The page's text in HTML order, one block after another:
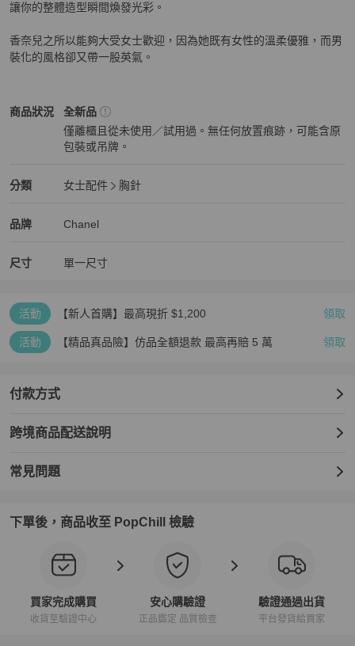
讓你的整體造型瞬間煥發光彩。
香奈兒之所以能夠大受女士歡迎，因為她既有女性的溫柔優雅，而男
裝化的風格卻又帶一股英氣。
商品狀況
Chanel女士配件商品狀態與細節
全新品
僅離櫃且從未使用／試用過。無任何放置痕跡，可能含原
包裝或吊牌。
分類
Chanel 女士配件分類資訊
女士配件
胸針
品牌
Chanel 精品女士配件
Chanel
Chanel 推薦清單
尺寸 單一尺寸
活動 【新人首購】最高現折 $1,200 領取
活動 【精品真品險】仿品全額退款 最高再賠 5 萬 領取
付款方式
跨境商品配送說明
常見問題
下單後，商品收至 PopChill 檢驗
買家完成購買
收貨至驗證中心
安心購驗證
正品鑑定 品質檢查
驗證通過出貨
平台發貨給買家